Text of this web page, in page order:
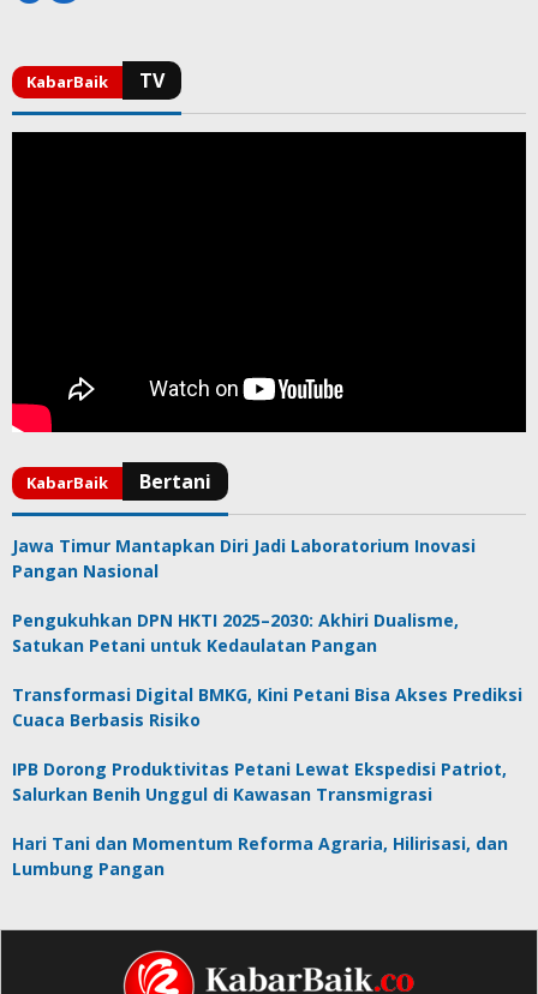
Jawa Timur Mantapkan Diri Jadi Laboratorium Inovasi
Pangan Nasional
Pengukuhkan DPN HKTI 2025–2030: Akhiri Dualisme,
Satukan Petani untuk Kedaulatan Pangan
Transformasi Digital BMKG, Kini Petani Bisa Akses Prediksi
Cuaca Berbasis Risiko
IPB Dorong Produktivitas Petani Lewat Ekspedisi Patriot,
Salurkan Benih Unggul di Kawasan Transmigrasi
Hari Tani dan Momentum Reforma Agraria, Hilirisasi, dan
Lumbung Pangan